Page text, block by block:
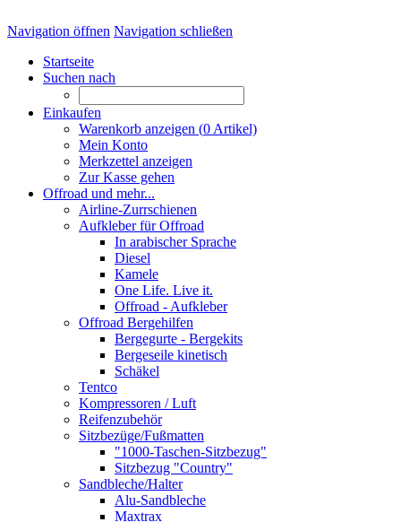
Navigation öffnen Navigation schließen
Startseite
Suchen nach
Einkaufen
Warenkorb anzeigen (0 Artikel)
Mein Konto
Merkzettel anzeigen
Zur Kasse gehen
Offroad und mehr...
Airline-Zurrschienen
Aufkleber für Offroad
In arabischer Sprache
Diesel
Kamele
One Life. Live it.
Offroad - Aufkleber
Offroad Bergehilfen
Bergegurte - Bergekits
Bergeseile kinetisch
Schäkel
Tentco
Kompressoren / Luft
Reifenzubehör
Sitzbezüge/Fußmatten
"1000-Taschen-Sitzbezug"
Sitzbezug "Country"
Sandbleche/Halter
Alu-Sandbleche
Maxtrax